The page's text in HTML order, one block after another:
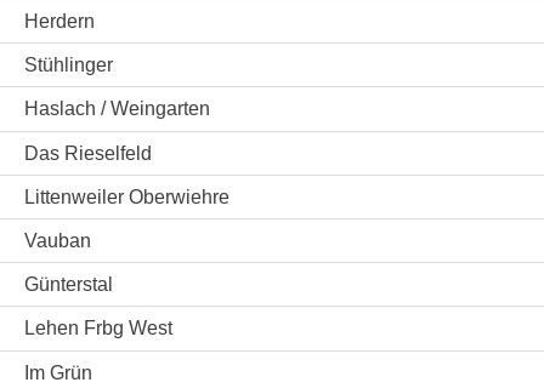
Herdern
Stühlinger
Haslach / Weingarten
Das Rieselfeld
Littenweiler Oberwiehre
Vauban
Günterstal
Lehen Frbg West
Im Grün